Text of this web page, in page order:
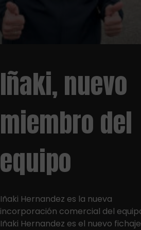
Iñaki, nuevo
miembro del
equipo
Iñaki Hernandez es la nueva
incorporación comercial del
Iñaki Hernandez es el nuevo fichaje